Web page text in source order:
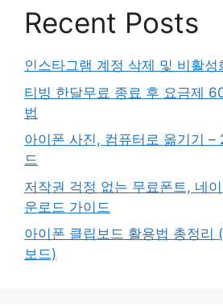
Recent Posts
인스타그램 계정 삭제 및 비활성
티빙 한달무료 종료 후 요금제
법
아이폰 사진, 컴퓨터로 옮기기 –
드
저작권 걱정 없는 무료폰트, 네
운로드 가이드
아이폰 클립보드 활용법 총정리
보드)